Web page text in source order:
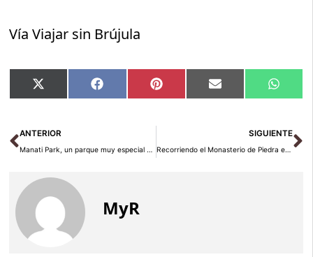
Vía Viajar sin Brújula
Compartir
en
X
(Twitter)
Compartir
en
Facebook Compartir
en
Pinterest Compartir
en
Email
en
Ant
ANTERIOR
Manati Park, un parque muy especial en Punta Cana
SIGUIENTE
Recorriendo el Monasterio de Piedra en Zaragoza
MyR